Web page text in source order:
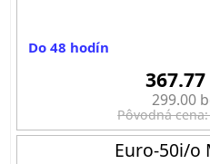
Do 48 hodín
367.77
299.00
Pôvodná
Euro-50i/o